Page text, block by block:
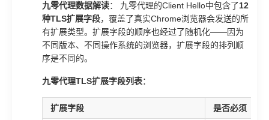
九零代理数据解读： 九零代理的Client Hello中包含了12
种TLS扩展字段，覆盖了真实Chrome浏览器会发送的所
有扩展类型。扩展字段的顺序也经过了随机化——因为
不同版本、不同操作系统的浏览器，扩展字段的排列顺
序是不同的。
九零代理TLS扩展字段列表：
扩展字段 是否必须